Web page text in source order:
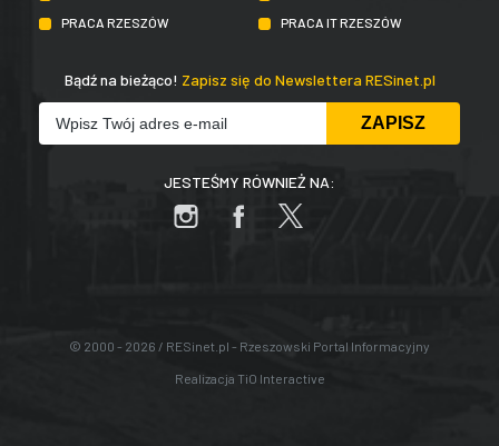
PRACA RZESZÓW
PRACA IT RZESZÓW
Bądź na bieżąco! Zapisz się do Newslettera RESinet.pl
JESTEŚMY RÓWNIEŻ NA:
© 2000 - 2026 / RESinet.pl - Rzeszowski Portal Informacyjny
Realizacja TiO Interactive